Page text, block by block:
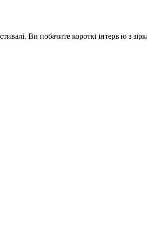
Ви побачите короткі інтерв'ю з